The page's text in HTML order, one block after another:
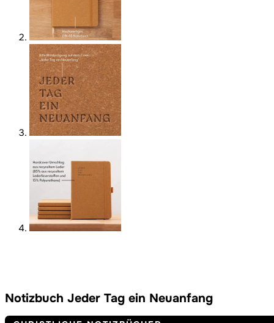
Notizbuch Jeder Tag ein Neuanfang